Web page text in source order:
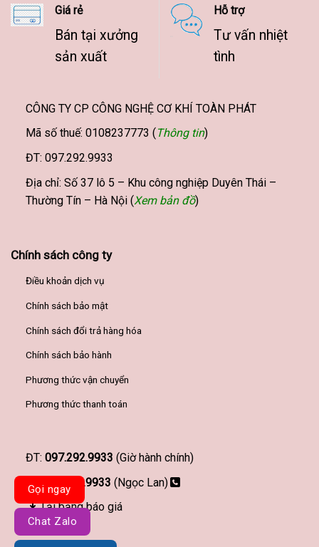
Giá rẻ
Bán tại xưởng
sản xuất
Hỗ trợ
Tư vấn nhiệt
tình
CÔNG TY CP CÔNG NGHỆ CƠ KHÍ TOÀN PHÁT
Mã số thuế: 0108237773 ( Thông tin)
ĐT: 097.292.9933
Địa chỉ: Số 37 lô 5 – Khu công nghiệp Duyên Thái –
Thường Tín – Hà Nội (Xem bản đồ)
Chính sách công ty
Điều khoản dịch vụ
Chính sách bảo mật
Chính sách đổi trả hàng hóa
Chính sách bảo hành
Phương thức vận chuyển
Phương thức thanh toán
ĐT: 097.292.9933 (Giờ hành chính)
097.292.9933 (Ngọc Lan)
Tải bảng báo giá
Gọi ngay
Chat Zalo